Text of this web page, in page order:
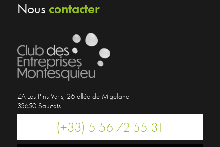
Nous contacter
ZA Les Pins Verts, 26 allée de Migelane
33650 Saucats
(+33) 5 56 72 55 31